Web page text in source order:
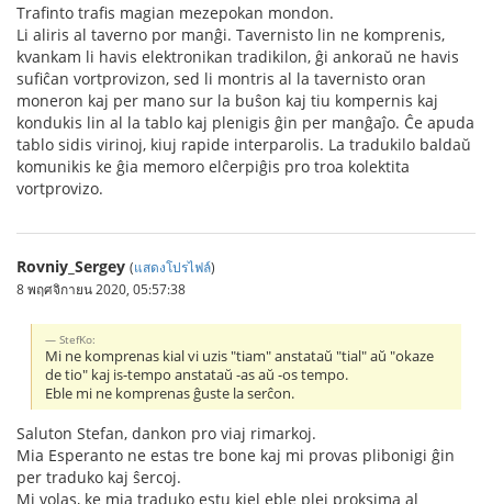
Trafinto trafis magian mezepokan mondon.
Li aliris al taverno por manĝi. Tavernisto lin ne komprenis,
kvankam li havis elektronikan tradikilon, ĝi ankoraŭ ne havis
sufiĉan vortprovizon, sed li montris al la tavernisto oran
moneron kaj per mano sur la buŝon kaj tiu kompernis kaj
kondukis lin al la tablo kaj plenigis ĝin per manĝaĵo. Ĉe apuda
tablo sidis virinoj, kiuj rapide interparolis. La tradukilo baldaŭ
komunikis ke ĝia memoro elĉerpiĝis pro troa kolektita
vortprovizo.
Rovniy_Sergey (แสดงโปรไฟล์)
8 พฤศจิกายน 2020, 05:57:38
StefKo:
Mi ne komprenas kial vi uzis "tiam" anstataŭ "tial" aŭ "okaze
de tio" kaj is-tempo anstataŭ -as aŭ -os tempo.
Eble mi ne komprenas ĝuste la serĉon.
Saluton Stefan, dankon pro viaj rimarkoj.
Mia Esperanto ne estas tre bone kaj mi provas plibonigi ĝin
per traduko kaj ŝercoj.
Mi volas, ke mia traduko estu kiel eble plej proksima al